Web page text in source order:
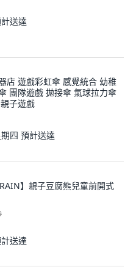
送達
店 遊戲彩虹傘 感覺統合 幼稚
團隊遊戲 拋接傘 氣球拉力傘
子遊戲
四 預計送達
】親子豆腐熊兒童前開式
送達